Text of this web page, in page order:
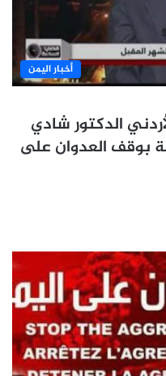
أخبار اليمن
الدكتور شادي
بوقف العدوان على